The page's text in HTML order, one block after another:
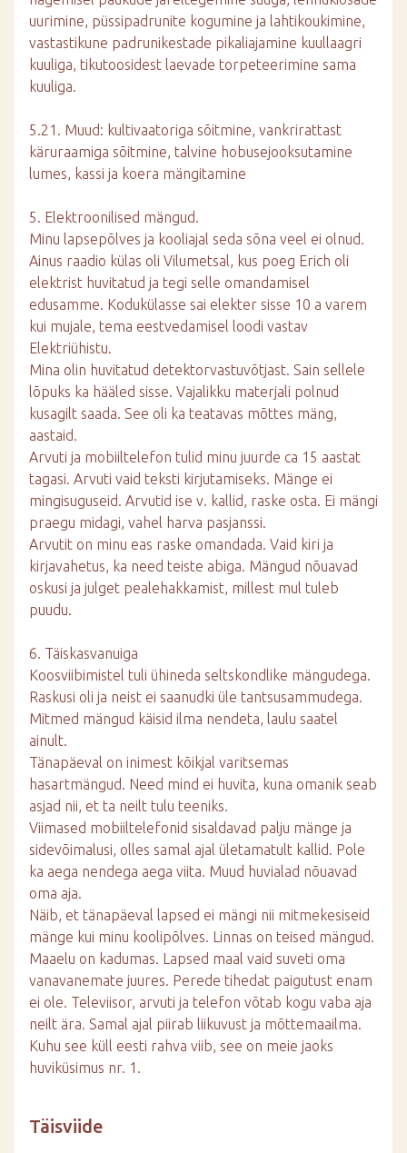
uurimine, püssipadrunite kogumine ja lahtikoukimine,
vastastikune padrunikestade pikaliajamine kuullaagri
kuuliga, tikutoosidest laevade torpeteerimine sama
kuuliga.
5.21. Muud: kultivaatoriga sõitmine, vankrirattast
käruraamiga sõitmine, talvine hobusejooksutamine
lumes, kassi ja koera mängitamine
5. Elektroonilised mängud.
Minu lapsepõlves ja kooliajal seda sõna veel ei olnud.
Ainus raadio külas oli Vilumetsal, kus poeg Erich oli
elektrist huvitatud ja tegi selle omandamisel
edusamme. Kodukülasse sai elekter sisse 10 a varem
kui mujale, tema eestvedamisel loodi vastav
Elektriühistu.
Mina olin huvitatud detektorvastuvõtjast. Sain sellele
lõpuks ka hääled sisse. Vajalikku materjali polnud
kusagilt saada. See oli ka teatavas mõttes mäng,
aastaid.
Arvuti ja mobiiltelefon tulid minu juurde ca 15 aastat
tagasi. Arvuti vaid teksti kirjutamiseks. Mänge ei
mingisuguseid. Arvutid ise v. kallid, raske osta. Ei mängi
praegu midagi, vahel harva pasjanssi.
Arvutit on minu eas raske omandada. Vaid kiri ja
kirjavahetus, ka need teiste abiga. Mängud nõuavad
oskusi ja julget pealehakkamist, millest mul tuleb
puudu.
6. Täiskasvanuiga
Koosviibimistel tuli ühineda seltskondlike mängudega.
Raskusi oli ja neist ei saanudki üle tantsusammudega.
Mitmed mängud käisid ilma nendeta, laulu saatel
ainult.
Tänapäeval on inimest kõikjal varitsemas
hasartmängud. Need mind ei huvita, kuna omanik seab
asjad nii, et ta neilt tulu teeniks.
Viimased mobiiltelefonid sisaldavad palju mänge ja
sidevõimalusi, olles samal ajal ületamatult kallid. Pole
ka aega nendega aega viita. Muud huvialad nõuavad
oma aja.
Näib, et tänapäeval lapsed ei mängi nii mitmekesiseid
mänge kui minu koolipõlves. Linnas on teised mängud.
Maaelu on kadumas. Lapsed maal vaid suveti oma
vanavanemate juures. Perede tihedat paigutust enam
ei ole. Televiisor, arvuti ja telefon võtab kogu vaba aja
neilt ära. Samal ajal piirab liikuvust ja mõttemaailma.
Kuhu see küll eesti rahva viib, see on meie jaoks
huviküsimus nr. 1.
Täisviide